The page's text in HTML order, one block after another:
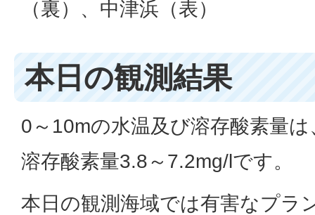
（裏）、中津浜（表）
本日の観測結果
0～10mの水温及び溶存酸素量
溶存酸素量3.8～7.2mg/lです。
本日の観測海域では有害なプラ